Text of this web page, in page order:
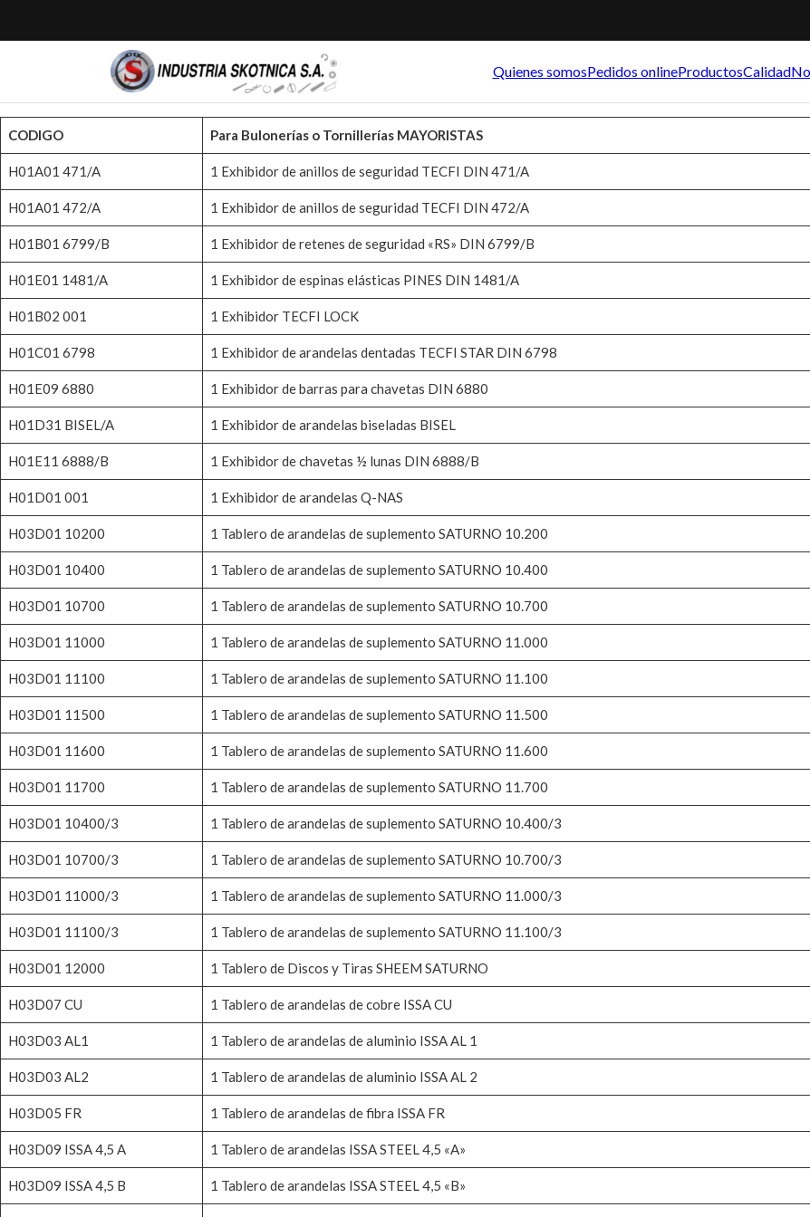
Quienes somosPedidos onlineProductosCalidad
CODIGO Para Bulonerías o Tornillerías MAYORISTAS
H01A01 471/A 1 Exhibidor de anillos de seguridad TECFI DIN 471/A
H01A01 472/A 1 Exhibidor de anillos de seguridad TECFI DIN 472/A
H01B01 6799/B 1 Exhibidor de retenes de seguridad «RS» DIN 6799/B
H01E01 1481/A 1 Exhibidor de espinas elásticas PINES DIN 1481/A
H01B02 001 1 Exhibidor TECFI LOCK
H01C01 6798 1 Exhibidor de arandelas dentadas TECFI STAR DIN 6798
H01E09 6880 1 Exhibidor de barras para chavetas DIN 6880
H01D31 BISEL/A 1 Exhibidor de arandelas biseladas BISEL
H01E11 6888/B 1 Exhibidor de chavetas ½ lunas DIN 6888/B
H01D01 001 1 Exhibidor de arandelas Q-NAS
H03D01 10200 1 Tablero de arandelas de suplemento SATURNO 10.200
H03D01 10400 1 Tablero de arandelas de suplemento SATURNO 10.400
H03D01 10700 1 Tablero de arandelas de suplemento SATURNO 10.700
H03D01 11000 1 Tablero de arandelas de suplemento SATURNO 11.000
H03D01 11100 1 Tablero de arandelas de suplemento SATURNO 11.100
H03D01 11500 1 Tablero de arandelas de suplemento SATURNO 11.500
H03D01 11600 1 Tablero de arandelas de suplemento SATURNO 11.600
H03D01 11700 1 Tablero de arandelas de suplemento SATURNO 11.700
H03D01 10400/3 1 Tablero de arandelas de suplemento SATURNO 10.400/3
H03D01 10700/3 1 Tablero de arandelas de suplemento SATURNO 10.700/3
H03D01 11000/3 1 Tablero de arandelas de suplemento SATURNO 11.000/3
H03D01 11100/3 1 Tablero de arandelas de suplemento SATURNO 11.100/3
H03D01 12000 1 Tablero de Discos y Tiras SHEEM SATURNO
H03D07 CU 1 Tablero de arandelas de cobre ISSA CU
H03D03 AL1 1 Tablero de arandelas de aluminio ISSA AL 1
H03D03 AL2 1 Tablero de arandelas de aluminio ISSA AL 2
H03D05 FR 1 Tablero de arandelas de fibra ISSA FR
H03D09 ISSA 4,5 A 1 Tablero de arandelas ISSA STEEL 4,5 «A»
H03D09 ISSA 4,5 B 1 Tablero de arandelas ISSA STEEL 4,5 «B»